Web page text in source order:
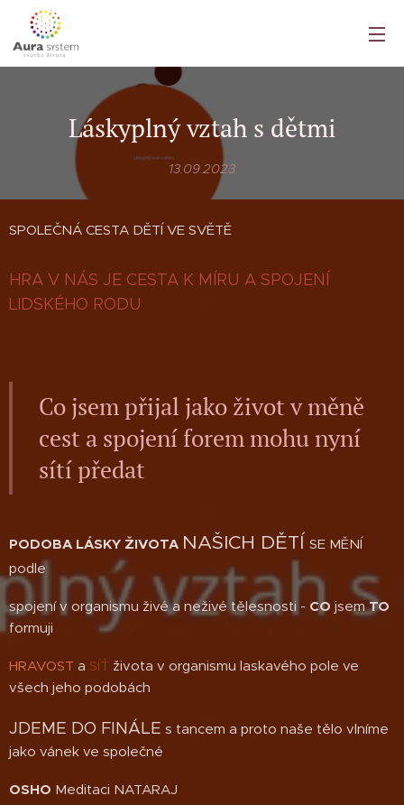
Láskyplný vztah s dětmi
13.09.2023
SPOLEČNÁ CESTA DĚTÍ VE SVĚTĚ
HRA V NÁS JE CESTA K MÍRU A SPOJENÍ
LIDSKÉHO RODU
Co jsem přijal jako život v měně
cest a spojení forem mohu nyní
sítí předat
PODOBA LÁSKY ŽIVOTA NAŠICH DĚTÍ SE MĚNÍ
podle
spojení v organismu živé a neživé tělesnosti - CO jsemTO
formuji
HRAVOST a SÍŤ života v organismu laskavého pole ve
všech jeho podobách
JDEME DO FINÁLE s tancem a proto naše tělo vlníme
jako vánek ve společné
OSHO Meditaci NATARAJ